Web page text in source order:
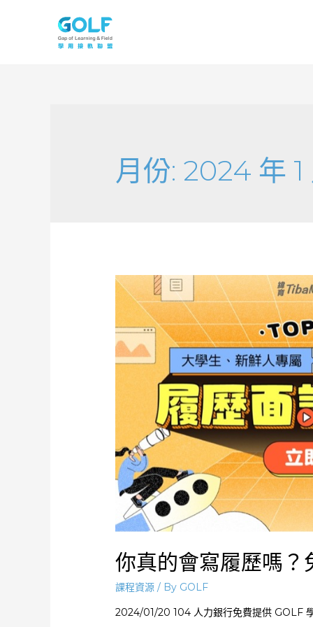
月份: 2024 年 1
你真的會寫履歷嗎？
課程資源 / By GOLF
2024/01/20 104 人力銀行免費提供 GOLF